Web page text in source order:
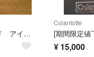
専用 レジェンド アイアンマン アベンジャーズ コラントッ
Colantotte
¥ 15,000